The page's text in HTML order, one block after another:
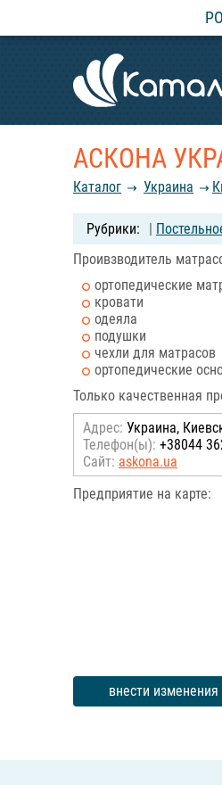
АСКОНА
Каталог Украина
|
Проивзводитель
ортопедические
кровати
одеяла
подушки
чехли для матрасов
ортопедические
Только качественная
Адрес: Украина,
Телефон(ы): +38044
Сайт: askona.ua
Предприятие на карте:
внести изменения